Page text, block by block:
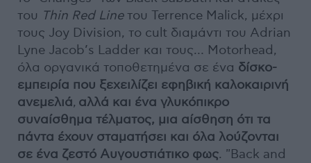
του Thin Red Lineτου Terrence Malick, μέχρι
τους Joy Division, το cult διαμάντι του Adrian
Lyne Jacob’s Ladder και τους… Motorhead,
όλα οργανικά τοποθετημένα σε ένα δίσκο-
εμπειρία που ξεχειλίζει εφηβική καλοκαιρινή
ανεμελιά, αλλά και ένα γλυκόπικρο
συναίσθημα τέλματος, μια αίσθηση ότι τα
πάντα έχουν σταματήσει και όλα λούζονται
σε ένα ζεστό Αυγουστιάτικο φως. "Back and